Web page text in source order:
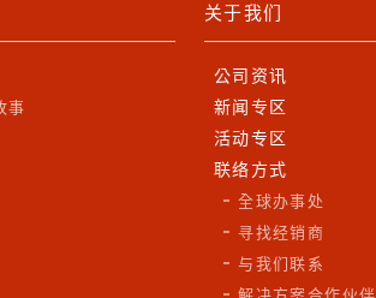
事
关于我们
公司资讯
新闻专区
活动专区
联络方式
全球办事处
寻找经销商
与我们联系